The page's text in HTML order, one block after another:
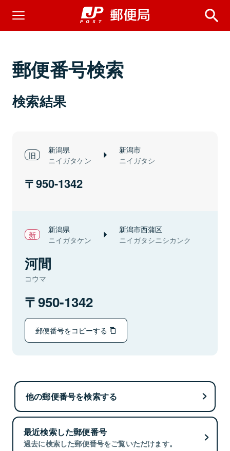
郵便番号検索
検索結果
新潟県
ニイガタケン
新潟市
ニイガタシ
950-1342
新潟県
ニイガタケン
新潟市西蒲区
ニイガタシニシカンク
河間
コウマ
950-1342
郵便番号をコピーする
他の郵便番号を検索する
最近検索した郵便番号
過去に検索した郵便番号をご覧いただけます。